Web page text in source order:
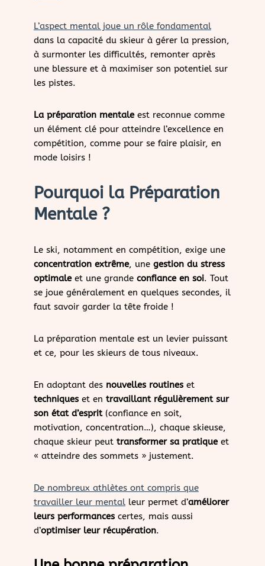
L’aspect mental joue un rôle fondamental
dans la capacité du skieur à gérer la pression,
à surmonter les difficultés, remonter après
une blessure et à maximiser son potentiel sur
les pistes.
La préparation mentaleest reconnue comme
un élément clé pour atteindre l’excellence en
compétition, comme pour se faire plaisir, en
mode loisirs !
Pourquoi la Préparation
Mentale ?
Le ski, notamment en compétition, exige une
concentration extrême, une gestion du stress
optimaleet une grandeconfiance en soi. Tout
se joue généralement en quelques secondes, il
faut savoir garder la tête froide !
La préparation mentale est un levier puissant
et ce, pour les skieurs de tous niveaux.
En adoptant des nouvelles routineset
techniqueset en travaillant régulièrement sur
son état d’esprit (confiance en soit,
motivation, concentration…), chaque skieuse,
chaque skieur peuttransformer sa pratiqueet
« atteindre des sommets » justement.
De nombreux athlètes ont compris que
travailler leur mentalleur permet d’améliorer
leurs performancescertes, mais aussi
d’optimiser leur récupération.